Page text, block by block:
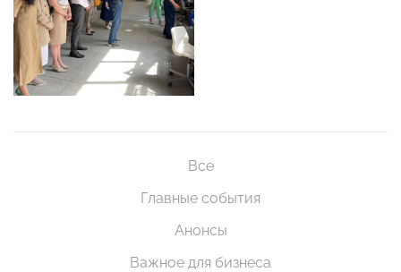
Все
Главные события
Анонсы
Важное для бизнеса